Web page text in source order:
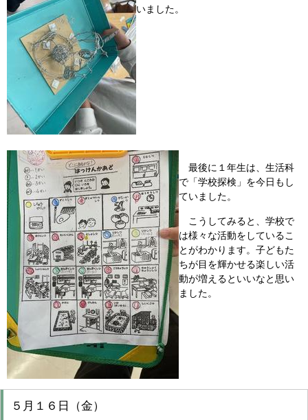
いました。
最後に１年生は、生活科
で「学校探検」を今日もし
ていました。
こうしてみると、学校で
は様々な活動をしているこ
とがわかります。子どもた
ちが目を輝かせる楽しい活
動が増えるといいなと思い
ました。
５月１６日（金）